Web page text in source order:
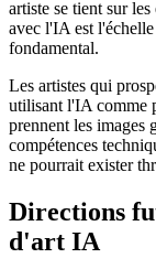
artiste se tient sur
avec l'IA est
fondamental.
Les artistes qui
utilisant l'IA comme
prennent les images
compétences
ne pourrait exister
Directions
d'art IA